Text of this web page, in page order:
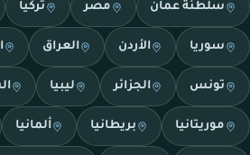
سلطنة عمان مصر تركيا
سوريا الأردن العراق
تونس الجزائر ليبيا
موريتانيا بريطانيا ألمانيا